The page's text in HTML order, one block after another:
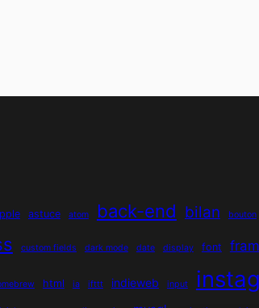
astuce atom back-end bilan bouton
custom fields dark mode date display font
html ia ifttt indieweb input